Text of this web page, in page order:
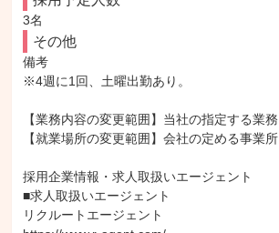
3名
その他
備考
※4週に1回、土曜出勤あり。
【業務内容の変更範囲】当社の指定する業務
【就業場所の変更範囲】会社の定める事業所
採用企業情報・求人取扱いエージェント
■求人取扱いエージェント
リクルートエージェント